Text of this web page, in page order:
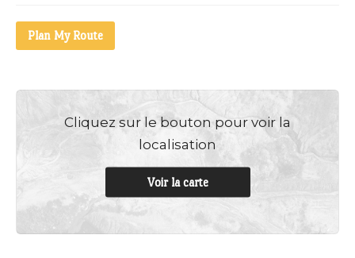
Plan My Route
Cliquez sur le bouton pour voir la
localisation
Voir la carte